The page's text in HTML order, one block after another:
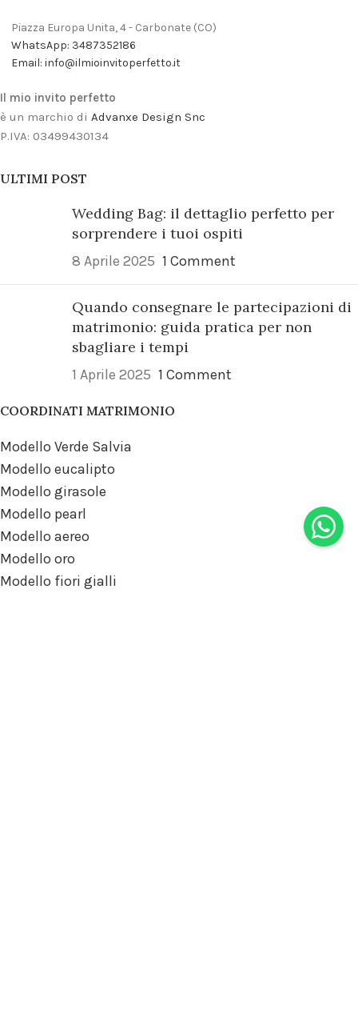
Piazza Europa Unita, 4 - Carbonate (CO)
WhatsApp: 3487352186
Email: info@ilmioinvitoperfetto.it
Il mio invito perfetto
è un marchio di Advanxe Design Snc
P.IVA: 03499430134
ULTIMI POST
Wedding Bag: il dettaglio perfetto per
sorprendere i tuoi ospiti
8 Aprile 2025 1 Comment
Quando consegnare le partecipazioni di
matrimonio: guida pratica per non
sbagliare i tempi
1 Aprile 2025 1 Comment
COORDINATI MATRIMONIO
Modello Verde Salvia
Modello eucalipto
Modello girasole
Modello pearl
Modello aereo
Modello oro
Modello fiori gialli